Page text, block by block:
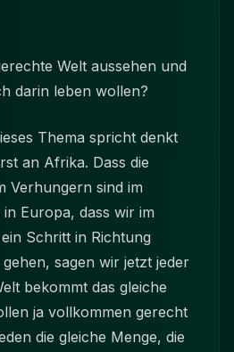
Welt aussehen und
darin leben wollen?
Thema spricht denkt
an Afrika. Dass die
Verhungern sind im
Europa, dass wir im
Schritt in Richtung
gehen, sagen wir jetzt jeder
bekommt das gleiche
ja vollkommen gerecht
die gleiche Menge, die